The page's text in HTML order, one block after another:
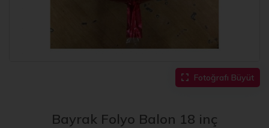
Fotoğrafı Büyüt
Bayrak Folyo Balon 18 inç